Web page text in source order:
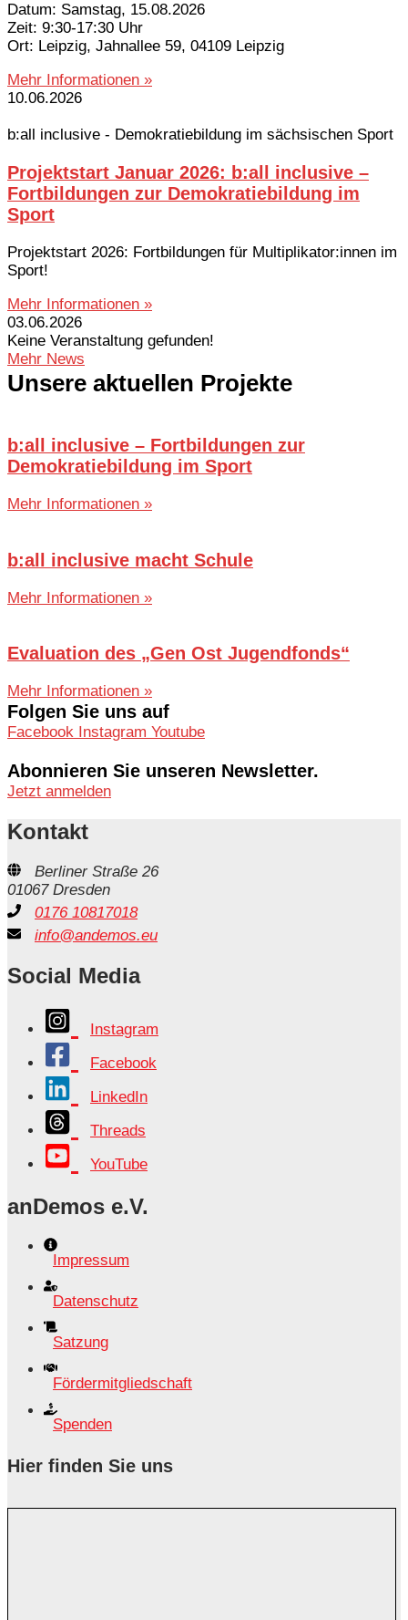
Datum: Samstag, 15.08.2026
Zeit: 9:30-17:30 Uhr
Ort: Leipzig, Jahnallee 59, 04109 Leipzig
Mehr Informationen »
10.06.2026
b:all inclusive - Demokratiebildung im sächsischen Sport
Projektstart Januar 2026: b:all inclusive –
Fortbildungen zur Demokratiebildung im
Sport
Projektstart 2026: Fortbildungen für Multiplikator:innen im
Sport!
Mehr Informationen »
03.06.2026
Keine Veranstaltung gefunden!
Mehr News
Unsere aktuellen Projekte
b:all inclusive – Fortbildungen zur
Demokratiebildung im Sport
Mehr Informationen »
b:all inclusive macht Schule
Mehr Informationen »
Evaluation des „Gen Ost Jugendfonds“
Mehr Informationen »
Folgen Sie uns auf
Facebook Instagram Youtube
Abonnieren Sie unseren Newsletter.
Jetzt anmelden
Kontakt
Berliner Straße 26
01067 Dresden
0176 10817018
info@andemos.eu
Social Media
Instagram
Facebook
LinkedIn
Threads
YouTube
anDemos e.V.
Impressum
Datenschutz
Satzung
Fördermitgliedschaft
Spenden
Hier finden Sie uns